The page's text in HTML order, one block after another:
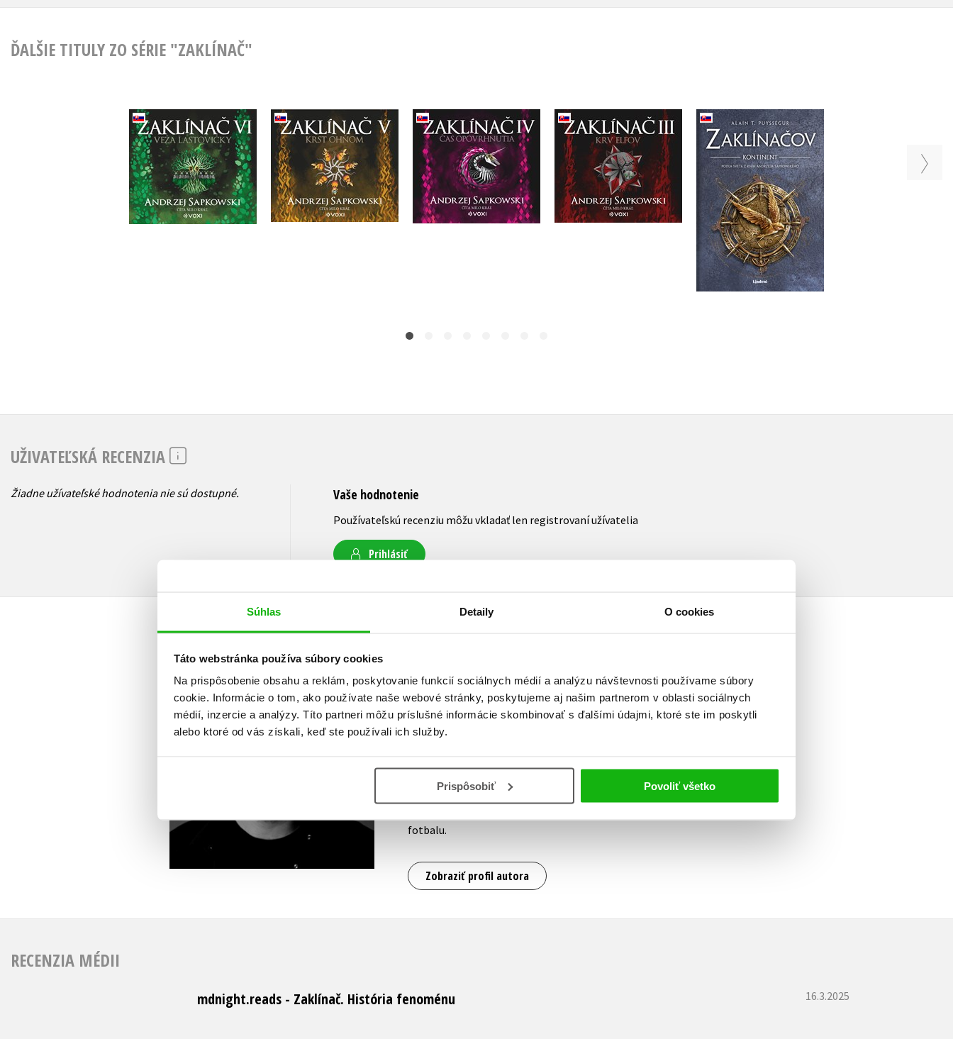
Súhlas Detaily O cookies
Táto webstránka používa súbory cookies
Na prispôsobenie obsahu a reklám, poskytovanie funkcií sociálnych médií a analýzu návštevnosti používame súbory
cookie. Informácie o tom, ako používate naše webové stránky, poskytujeme aj našim partnerom v oblasti sociálnych
médií, inzercie a analýzy. Títo partneri môžu príslušné informácie skombinovať s ďalšími údajmi, ktoré ste im poskytli
alebo ktoré od vás získali, keď ste používali ich služby.
Prispôsobiť Povoliť všetko
ĎALŠIE TITULY ZO SÉRIE "ZAKLÍNAČ"
Zaklínač VI Veža
lastovičky (CD)
Andrzej Sapkowski
Zaklínač V Krst ohňom
(CD)
Andrzej Sapkowski
Zaklínač IV Čas
opovrhnutia (CD)
Zaklínač III Krv elfov
(CD)
Zaklínačov Kontinent
(2. akosť)
Alain T. Puysségur
Do košíka
14,95 €
Alain T. Puysségur
UŽIVATEĽSKÁ RECENZIA
Žiadne užívateľské hodnotenia nie sú dostupné. Vaše hodnotenie
Používateľskú recenziu môžu vkladať len registrovaní užívatelia
Prihlásiť
AUTOR KNIHY
Adam Flamma
Akademický lektor, herní expert a spoluzakladatel GameUP Game Research
and Development Association, dlouholetý koordinátor projektů
elektronické zábavy, a školí budoucí herní vývojáře. Ve volném čase se věnuje
fotbalu.
Zobraziť profil autora
RECENZIA MÉDII
mdnight.reads - Zaklínač. História fenoménu 16.3.2025